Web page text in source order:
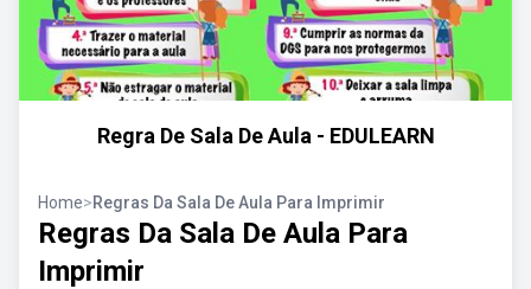
Regra De Sala De Aula - EDULEARN
Home>Regras Da Sala De Aula Para Imprimir
Regras Da Sala De Aula Para
Imprimir